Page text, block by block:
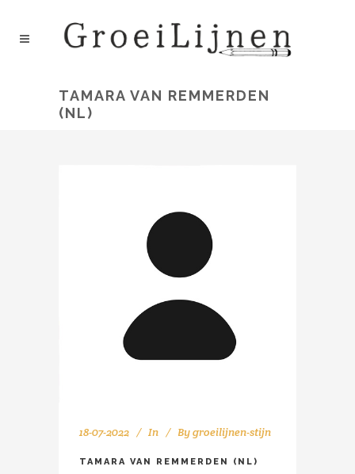
TAMARA VAN REMMERDEN
(NL)
18-07-2022 In Bygroeilijnen-stijn
TAMARA VAN REMMERDEN (NL)